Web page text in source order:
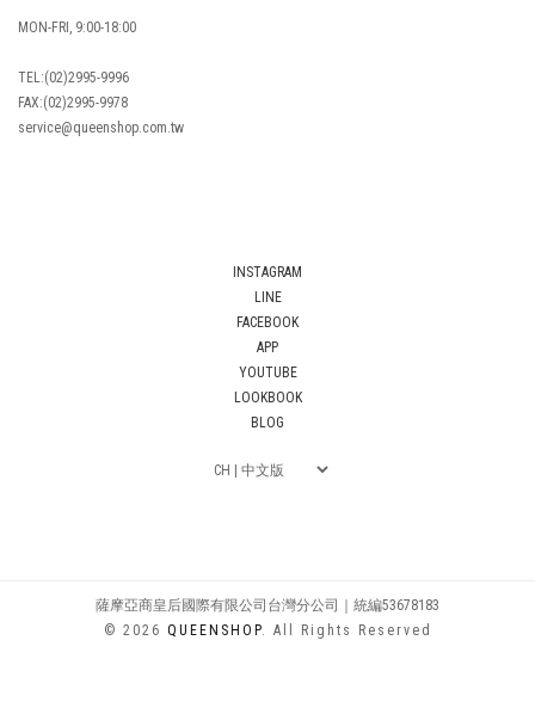
MON-FRI, 9:00-18:00
TEL:(02)2995-9996
FAX:(02)2995-9978
service@queenshop.com.tw
INSTAGRAM
LINE
FACEBOOK
APP
YOUTUBE
LOOKBOOK
BLOG
薩摩亞商皇后國際有限公司台灣分公司｜統編53678183
© 2026 QUEENSHOP. All Rights Reserved